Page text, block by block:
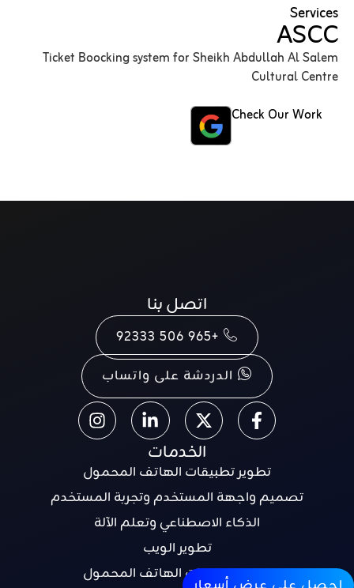
Services
ASCC
Ticket Boocking system for Sheikh Abdullah Al Salem
Cultural Centre
Check Our Work
اتصل بنا
+965 506 92333
الدردشة على واتساب
الخدمات
تطوير تطبيقات الهاتف المحمول
تصميم واجهة المستخدم وتجربة المستخدم
الذكاء الاصطناعي وتعلم الآلة
تطوير الويب
تطوير تطبيقات الهاتف المحمول